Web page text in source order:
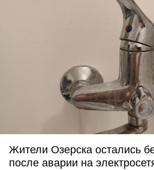
Жители Озерска остались
после аварии на